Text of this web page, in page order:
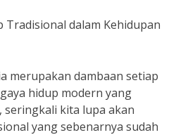
Tradisional dalam Kehidupan
merupakan dambaan setiap
hidup modern yang
seringkali kita lupa akan
yang sebenarnya sudah